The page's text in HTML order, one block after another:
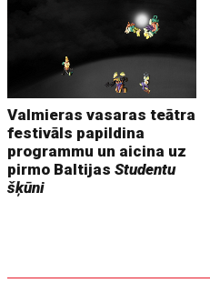
Valmieras vasaras teātra
festivāls papildina
programmu un aicina uz
pirmo BaltijasStudentu
šķūni